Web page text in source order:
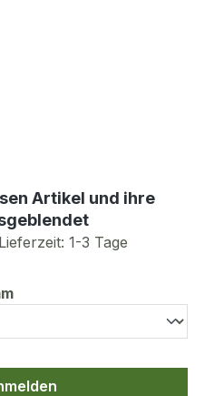
Artikel und ihre
1-3 Tage
auswählen